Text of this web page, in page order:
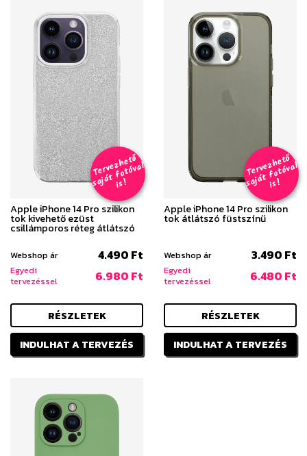
T
er
v
e
z
h
e
t
ő
s
aj
á
t
f
o
t
ó
v
al
i
s
!
Apple iPhone 14 Pro szilikon
tok kivehető ezüst
csillámporos réteg átlátszó
Webshop ár 4.490 Ft
Egyedi
tervezéssel
6.980 Ft
RÉSZLETEK
INDULHAT A TERVEZÉS
T
er
v
e
z
h
e
t
ő
s
aj
á
t
f
o
t
ó
v
al
i
s
!
Apple iPhone 14 Pro szilikon
tok átlátszó füstszínű
Webshop ár 3.490 Ft
Egyedi
tervezéssel
6.480 Ft
RÉSZLETEK
INDULHAT A TERVEZÉS